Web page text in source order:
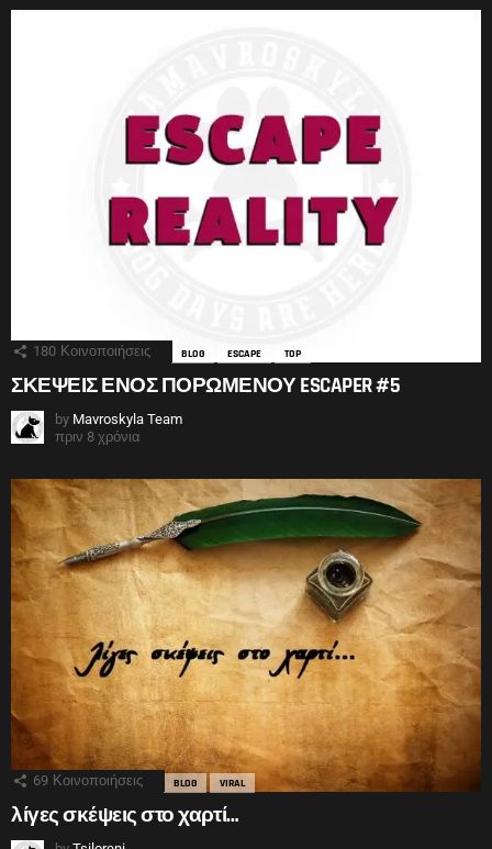
180 Κοινοποιήσεις BLOG ESCAPE TOP
ΣΚΕΨΕΙΣ ΕΝΟΣ ΠΟΡΩΜΕΝΟΥ ESCAPER #5
by Mavroskyla Team
πριν 8 χρόνια
69 Κοινοποιήσεις BLOG VIRAL
λίγες σκέψεις στο χαρτί…